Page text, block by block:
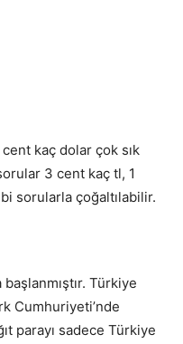
kaç dolar çok sık
3 cent kaç tl, 1
sorularla çoğaltılabilir.
başlanmıştır. Türkiye
Cumhuriyeti’nde
parayı sadece Türkiye